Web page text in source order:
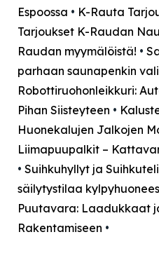
Espoossa • K-Rauta
Tarjoukset K-Raudan
Raudan myymälöistä! •
parhaan saunapenkin
Robottiruohonleikkuri:
Pihan Siisteyteen •
Huonekalujen Jalkojen
Liimapuupalkit –
• Suihkuhyllyt ja
säilytystilaa
Puutavara: Laadukkaat
Rakentamiseen •